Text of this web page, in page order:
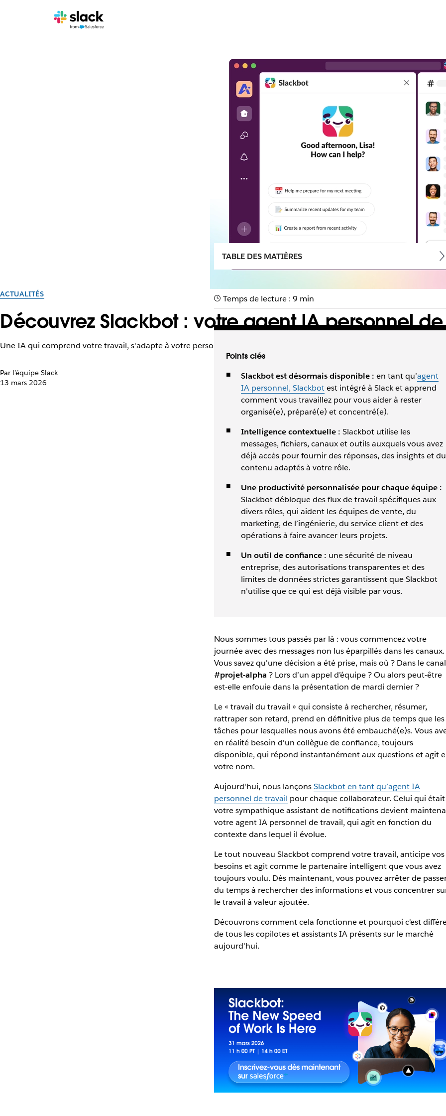
ACTUALITÉS
Découvrez Slackbot : votre agent IA personnel
Une IA qui comprend votre travail, s'adapte à votre personnalité et aide chaque collaborateur à être plus efficace.
Par l’équipe Slack
13 mars 2026
TABLE DES MATIÈRES
Temps de lecture : 9 min
Points clés
Slackbot est désormais disponible : en tant qu’agent
IA personnel, Slackbotest intégré à Slack et apprend
comment vous travaillez pour vous aider à rester
organisé(e), préparé(e) et concentré(e).
Intelligence contextuelle : Slackbot utilise les
messages, fichiers, canaux et outils auxquels vous avez
déjà accès pour fournir des réponses, des insights et du
contenu adaptés à votre rôle.
Une productivité personnalisée pour chaque équipe :
Slackbot débloque des flux de travail spécifiques aux
divers rôles, qui aident les équipes de vente, du
marketing, de l’ingénierie, du service client et des
opérations à faire avancer leurs projets.
Un outil de confiance : une sécurité de niveau
entreprise, des autorisations transparentes et des
limites de données strictes garantissent que Slackbot
n'utilise que ce qui est déjà visible par vous.
Nous sommes tous passés par là : vous commencez votre
journée avec des messages non lus éparpillés dans les canaux.
Vous savez qu'une décision a été prise, mais où ? Dans le canal
#projet-alpha ? Lors d’un appel d’équipe ? Ou alors peut-être
est-elle enfouie dans la présentation de mardi dernier ?
Le « travail du travail » qui consiste à rechercher, résumer,
rattraper son retard, prend en définitive plus de temps que les
tâches pour lesquelles nous avons été embauché(e)s. Vous
en réalité besoin d'un collègue de confiance, toujours
disponible, qui répond instantanément aux questions et agit
votre nom.
Aujourd'hui, nous lançonsSlackbot en tant qu’agent IA
personnel de travail pour chaque collaborateur. Celui qui était
votre sympathique assistant de notifications devient
votre agent IA personnel de travail, qui agit en fonction du
contexte dans lequel il évolue.
Le tout nouveau Slackbot comprend votre travail, anticipe vos
besoins et agit comme le partenaire intelligent que vous avez
toujours voulu. Dès maintenant, vous pouvez arrêter de
du temps à rechercher des informations et vous concentrer
le travail à valeur ajoutée.
Découvrons comment cela fonctionne et pourquoi c'est
de tous les copilotes et assistants IA présents sur le marché
aujourd'hui.